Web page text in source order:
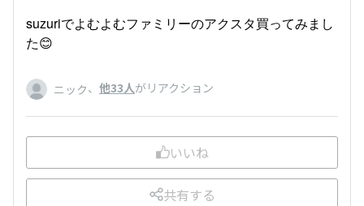
suzuriでよむよむファミリーのアクスタ買ってみまし
た😊
ニック、 他33人がリアクション
いいね
共有する